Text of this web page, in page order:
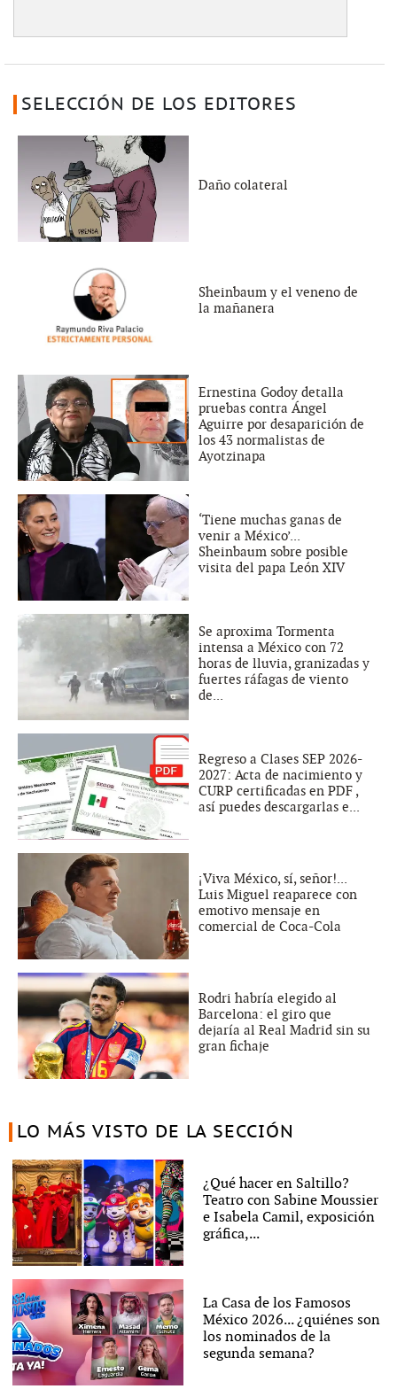
SELECCIÓN DE LOS EDITORES
Daño colateral
Sheinbaum y el veneno de
la mañanera
Ernestina Godoy detalla
pruebas contra Ángel
Aguirre por desaparición de
los 43 normalistas de
Ayotzinapa
‘Tiene muchas ganas de
venir a México’...
Sheinbaum sobre posible
visita del papa León XIV
Se aproxima Tormenta
intensa a México con 72
horas de lluvia, granizadas y
fuertes ráfagas de viento
de...
Regreso a Clases SEP 2026-
2027: Acta de nacimiento y
CURP certificadas en PDF ,
así puedes descargarlas e...
¡Viva México, sí, señor!...
Luis Miguel reaparece con
emotivo mensaje en
comercial de Coca-Cola
Rodri habría elegido al
Barcelona: el giro que
dejaría al Real Madrid sin su
gran fichaje
LO MÁS VISTO DE LA SECCIÓN
¿Qué hacer en Saltillo?
Teatro con Sabine Moussier
e Isabela Camil, exposición
gráfica,...
La Casa de los Famosos
México 2026... ¿quiénes son
los nominados de la
segunda semana?